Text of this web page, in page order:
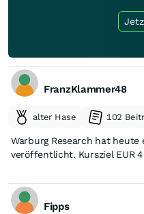
FranzKlammer48
alter Hase 102
Warburg Research hat heute
veröffentlicht. Kursziel EUR 4
Fipps